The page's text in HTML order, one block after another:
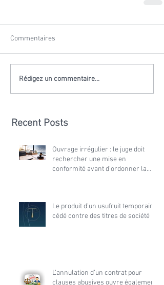
Commentaires
Rédigez un commentaire...
Recent Posts
Ouvrage irrégulier : le juge doit
rechercher une mise en
conformité avant d'ordonner la
Le produit d’un usufruit temporaire
cédé contre des titres de société
L’annulation d’un contrat pour
clauses abusives ouvre également